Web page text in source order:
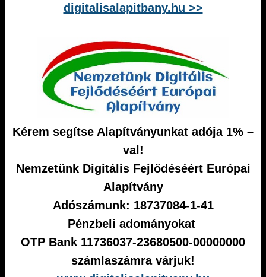
digitalisalapitbany.hu >>
Kérem segítse Alapítványunkat adója 1% –
val!
Nemzetünk Digitális Fejlődéséért Európai
Alapítvány
Adószámunk: 18737084-1-41
Pénzbeli adományokat
OTP Bank 11736037-23680500-00000000
számlaszámra várjuk!